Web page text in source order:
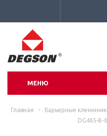
МЕНЮ
Главная - Барьерные
DG46S-B-